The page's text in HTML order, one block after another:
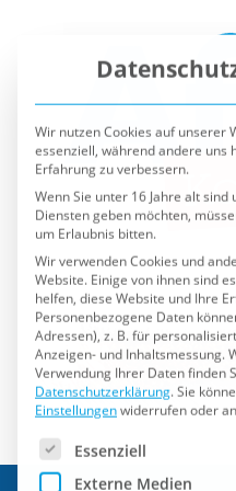
essenziell, während andere uns
Erfahrung zu verbessern.
Wenn Sie unter 16 Jahre alt sind
Diensten geben möchten,
um Erlaubnis bitten.
Wir verwenden Cookies und
Website. Einige von ihnen sind
helfen, diese Website und Ihre
Personenbezogene Daten
Adressen), z. B. für
Anzeigen- und Inhaltsmessung.
Verwendung Ihrer Daten finden
Datenschutzerklärung. Sie
Einstellungenwiderrufen oder